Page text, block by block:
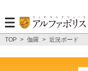
TOP > 伽羅 > 近況ボード